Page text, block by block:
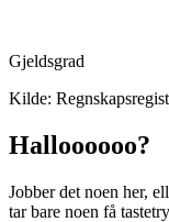
Gjeldsgrad
Kilde:
Halloooooo?
Jobber det noen her,
tar bare noen få